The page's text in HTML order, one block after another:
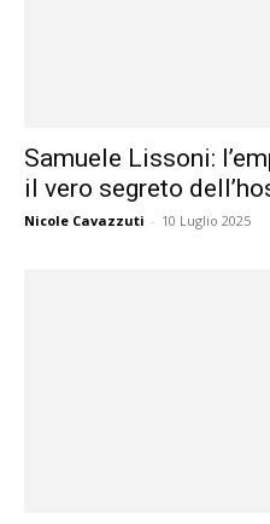
Samuele Lissoni:
il vero segreto
Nicole Cavazzuti - 10 Luglio 2025